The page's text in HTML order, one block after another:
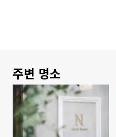
주변 명소